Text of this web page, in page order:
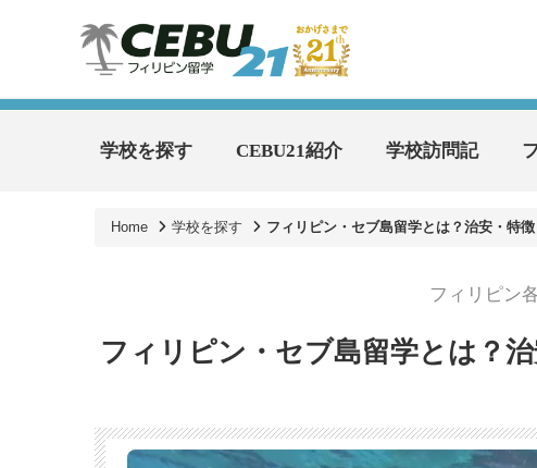
学校を探す CEBU21紹介 学校訪問記
Home 学校を探す フィリピン・セブ島留学とは？治安・特
フィリピン
フィリピン・セブ島留学とは？